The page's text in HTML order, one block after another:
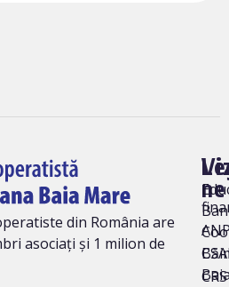
din România are
asociați și 1 milion de
ne